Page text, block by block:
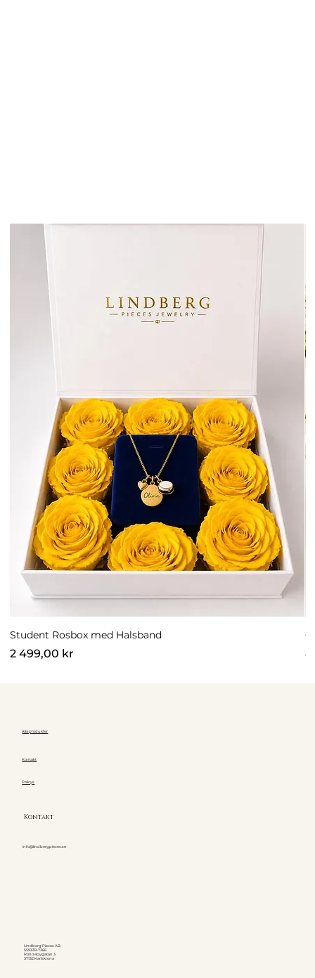
Student Rosbox med Halsband
Pris
2 499,00 kr
Alla produkter
Policys
Kontakt
info@lindbergpieces.se
Kontakt
Lindberg Pieces AB
559339-7366
Ronnebygatan 3
37132 Karlskrona